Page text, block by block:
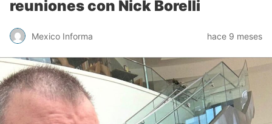
reuniones con Nick Borelli
Mexico Informa hace 9 meses